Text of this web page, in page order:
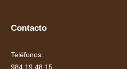
Contacto
Teléfonos:
984 19 48 15